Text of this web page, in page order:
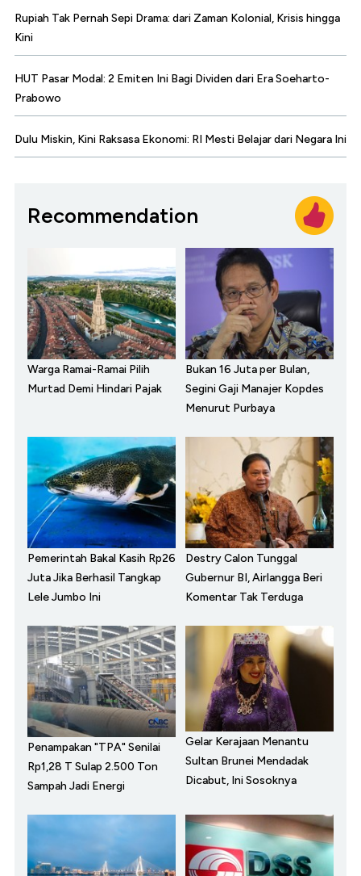
Rupiah Tak Pernah Sepi Drama: dari Zaman Kolonial, Krisis hingga
Kini
HUT Pasar Modal: 2 Emiten Ini Bagi Dividen dari Era Soeharto-
Prabowo
Dulu Miskin, Kini Raksasa Ekonomi: RI Mesti Belajar dari Negara Ini
Recommendation
Warga Ramai-Ramai Pilih
Murtad Demi Hindari Pajak
Bukan 16 Juta per Bulan,
Segini Gaji Manajer Kopdes
Menurut Purbaya
Pemerintah Bakal Kasih Rp26
Juta Jika Berhasil Tangkap
Lele Jumbo Ini
Destry Calon Tunggal
Gubernur BI, Airlangga Beri
Komentar Tak Terduga
Penampakan "TPA" Senilai
Rp1,28 T Sulap 2.500 Ton
Sampah Jadi Energi
Gelar Kerajaan Menantu
Sultan Brunei Mendadak
Dicabut, Ini Sosoknya